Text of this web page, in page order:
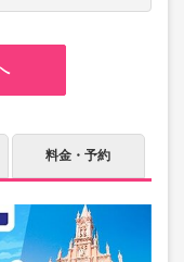
料金・予約